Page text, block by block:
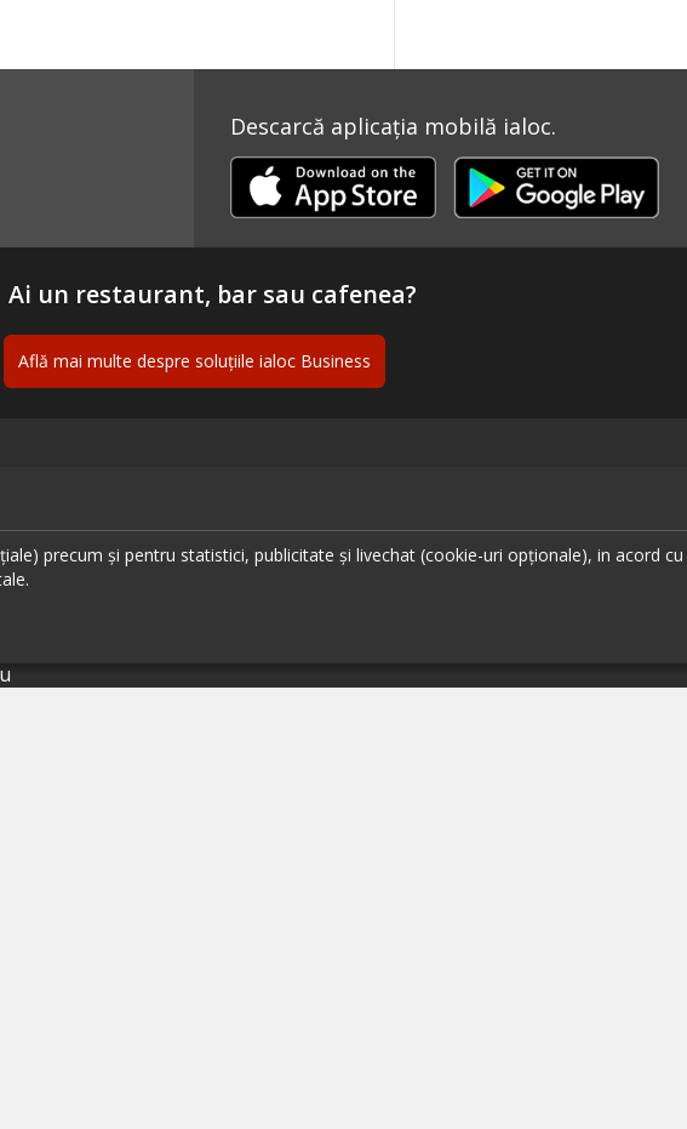
Descarcă aplicația mobilă ialoc.
un restaurant, bar sau cafenea?
Află mai multe despre soluțiile ialoc Business
precum și pentru statistici, publicitate și livechat (cookie-uri opționale), in acord cu